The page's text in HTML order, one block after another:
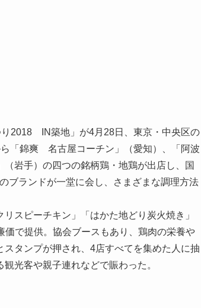
2018 IN築地」が4月28日、東京・中央区の
「錦爽 名古屋コーチン」（愛知）、「阿波
岩手）の四つの銘柄鶏・地鶏が出店し、国
ブランドが一堂に会し、さまざまな調理方法
スピーチキン」「はかた地どり炭火焼き」
価で提供。協会ブースもあり、鶏肉の栄養や
タンプが押され、4店すべてを集めた人に抽
光客や親子連れなどで賑わった。